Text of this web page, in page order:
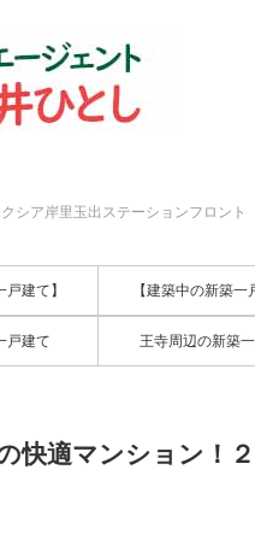
シア岸里玉出ステーションフロント
戸建て】 【建築中の新築一
戸建て 王寺周辺の新築
快適マンション！